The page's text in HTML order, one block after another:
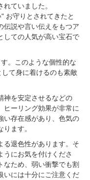
ていました。
お守りとされてきたと
伝説や言い伝えをもつア
しての人気が高い宝石で
。このような個性的な
して身に着けるのも素敵
神を安定させるなどの
ヒーリング効果が非常に
い存在感があり、色気の
ます。
る退色性があります。そ
うにお気を付けくださ
なため、弱い衝撃でも割
いには十分にご注意くだ